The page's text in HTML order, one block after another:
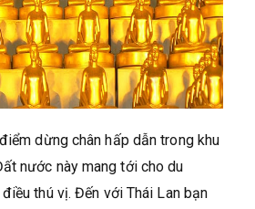
dừng chân hấp dẫn trong khu
nước này mang tới cho du
thú vị. Đến với Thái Lan bạn